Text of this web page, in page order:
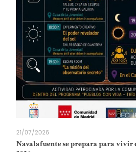
21/07/2026
Navalafuente se prepara para vivir